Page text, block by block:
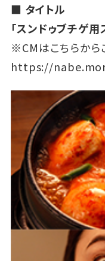
■ タイトル
「スンドゥブチゲ用
※CMはこちらから
https://